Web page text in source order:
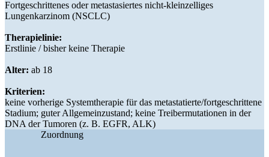
Fortgeschrittenes oder metastasiertes nicht-kleinzelliges
Lungenkarzinom (NSCLC)
Therapielinie:
Erstlinie / bisher keine Therapie
Alter: ab 18
Kriterien:
keine vorherige Systemtherapie für das metastatierte/fortgeschrittene
Stadium; guter Allgemeinzustand; keine Treibermutationen in der
DNA der Tumoren (z. B. EGFR, ALK)
Zuordnung